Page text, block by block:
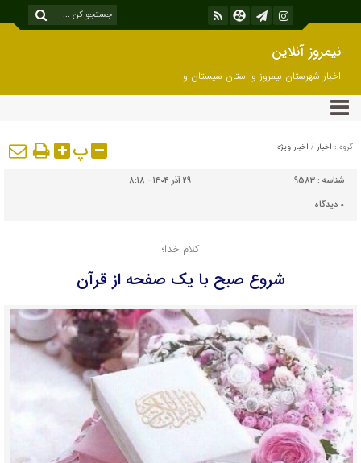
نیمروز آنلاین
اخبار شهرستان نیمروز و استان سیستان و
بلوچستان
گروه : اخبار / اخبار ویژه پ
شناسه : 9583
۲۹ آذر ۱۴۰۴ - ۸:۱۸
۰ دیدگاه
کلام خدا؛
شروع صبح با یک صفحه از قرآن